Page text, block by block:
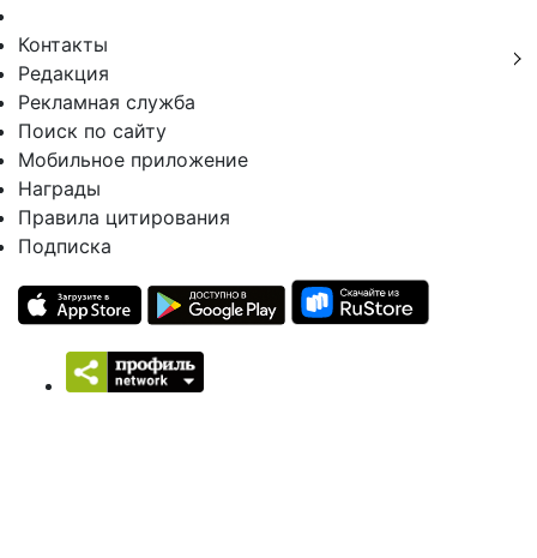
Контакты
Редакция
Рекламная служба
Поиск по сайту
Мобильное приложение
Награды
Правила цитирования
Подписка